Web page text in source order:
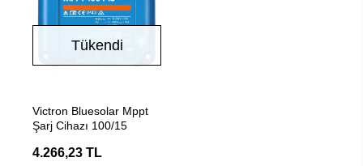
Tükendi
Victron Bluesolar Mppt
Şarj Cihazı 100/15
4.266,23 TL